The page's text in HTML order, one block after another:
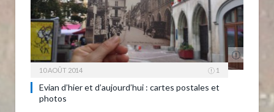
10 AOÛT 2014 1
Evian d’hier et d’aujourd’hui : cartes postales et
photos